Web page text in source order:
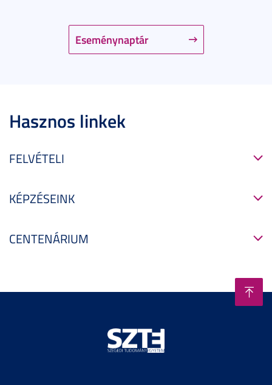
Eseménynaptár
Hasznos linkek
FELVÉTELI
KÉPZÉSEINK
CENTENÁRIUM